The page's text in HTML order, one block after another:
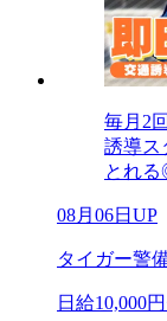
毎月2
誘導ス
とれ
08月06日UP
タイガー警
日給10,000